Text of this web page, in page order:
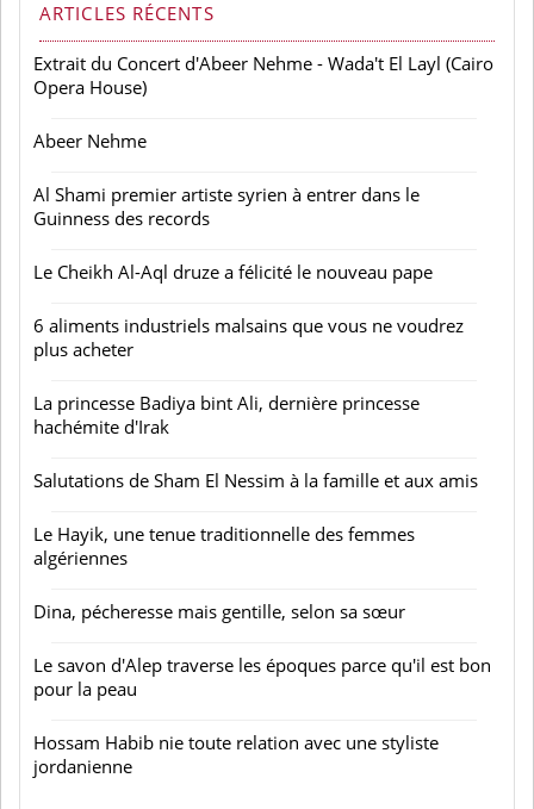
ARTICLES RÉCENTS
Extrait du Concert d'Abeer Nehme - Wada't El Layl (Cairo
Opera House)
Abeer Nehme
Al Shami premier artiste syrien à entrer dans le
Guinness des records
Le Cheikh Al-Aql druze a félicité le nouveau pape
6 aliments industriels malsains que vous ne voudrez
plus acheter
La princesse Badiya bint Ali, dernière princesse
hachémite d'Irak
Salutations de Sham El Nessim à la famille et aux amis
Le Hayik, une tenue traditionnelle des femmes
algériennes
Dina, pécheresse mais gentille, selon sa sœur
Le savon d'Alep traverse les époques parce qu'il est bon
pour la peau
Hossam Habib nie toute relation avec une styliste
jordanienne